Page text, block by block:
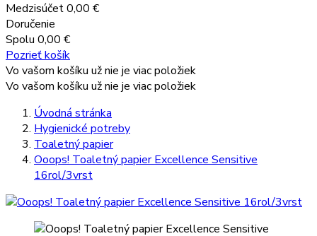
Medzisúčet0,00 €
Doručenie
Spolu 0,00 €
Pozrieť košík
Vo vašom košíku už nie je viac položiek
Vo vašom košíku už nie je viac položiek
Úvodná stránka
Hygienické potreby
Toaletný papier
Ooops! Toaletný papier Excellence Sensitive
16rol/3vrst